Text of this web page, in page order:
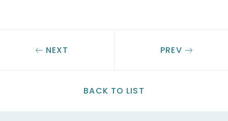
NEXT
BACK TO LIST
PREV